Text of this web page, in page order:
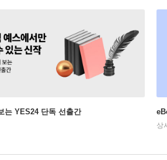
는 YES24 단독 선출간
상